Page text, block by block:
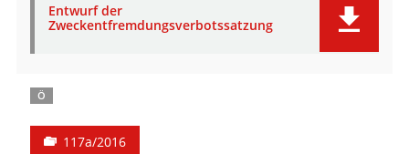
Entwurf der
Zweckentfremdungsverbotssatzung
Ö
117a/2016